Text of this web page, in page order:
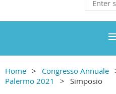
Home Congresso Annuale
Palermo 2021
Simposio